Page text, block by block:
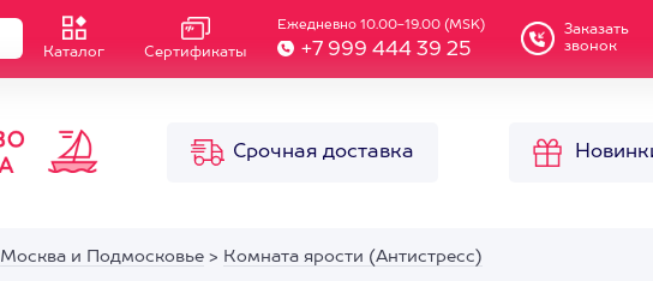
Каталог Сертификаты
Ежедневно 10.00-19.00 (MSK)
+7 999 444 39 25
Заказать
звонок
Срочная доставка
Москва и Подмосковье > Комната ярости (Антистресс)